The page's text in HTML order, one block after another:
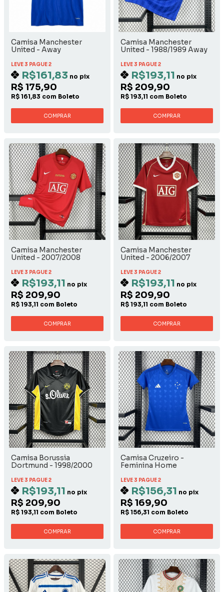
Camisa Manchester
United - Away
LEVE 3 PAGUE 2
R$161,83 no pix
R$ 175,90
R$ 161,83 com Boleto
COMPRAR
Camisa Manchester
United - 1988/1989 Away
LEVE 3 PAGUE 2
R$193,11 no pix
R$ 209,90
R$ 193,11 com Boleto
COMPRAR
Camisa Manchester
United - 2007/2008
LEVE 3 PAGUE 2
R$193,11 no pix
R$ 209,90
R$ 193,11 com Boleto
COMPRAR
Camisa Manchester
United - 2006/2007
LEVE 3 PAGUE 2
R$193,11 no pix
R$ 209,90
R$ 193,11 com Boleto
COMPRAR
Camisa Borussia
Dortmund - 1998/2000
LEVE 3 PAGUE 2
R$193,11 no pix
R$ 209,90
R$ 193,11 com Boleto
COMPRAR
Camisa Cruzeiro -
Feminina Home
LEVE 3 PAGUE 2
R$156,31 no pix
R$ 169,90
R$ 156,31 com Boleto
COMPRAR